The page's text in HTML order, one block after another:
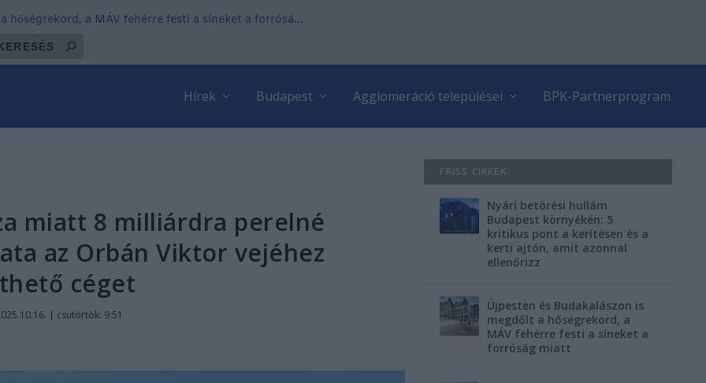
hőségrekord, a MÁV fehérre festi a síneket a forrósá...
Hírek Budapest Agglomeráció települései BPK-Partnerprogram
miatt 8 milliárdra perelné
az Orbán Viktor vejéhez
céget
| csütörtök: 9:51
FRISS CIKKEK
Nyári betörési hullám
Budapest környékén: 5
kritikus pont a kerítésen és a
kerti ajtón, amit azonnal
ellenőrizz
Újpesten és Budakalászon is
megdőlt a hőségrekord, a
MÁV fehérre festi a síneket a
forróság miatt